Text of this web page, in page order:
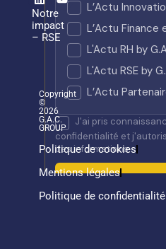
Notre
impact
– RSE
Copyright
©
2026
G.A.C.
GROUP
Politique de cookies
Mentions légales
Politique de confidentialité